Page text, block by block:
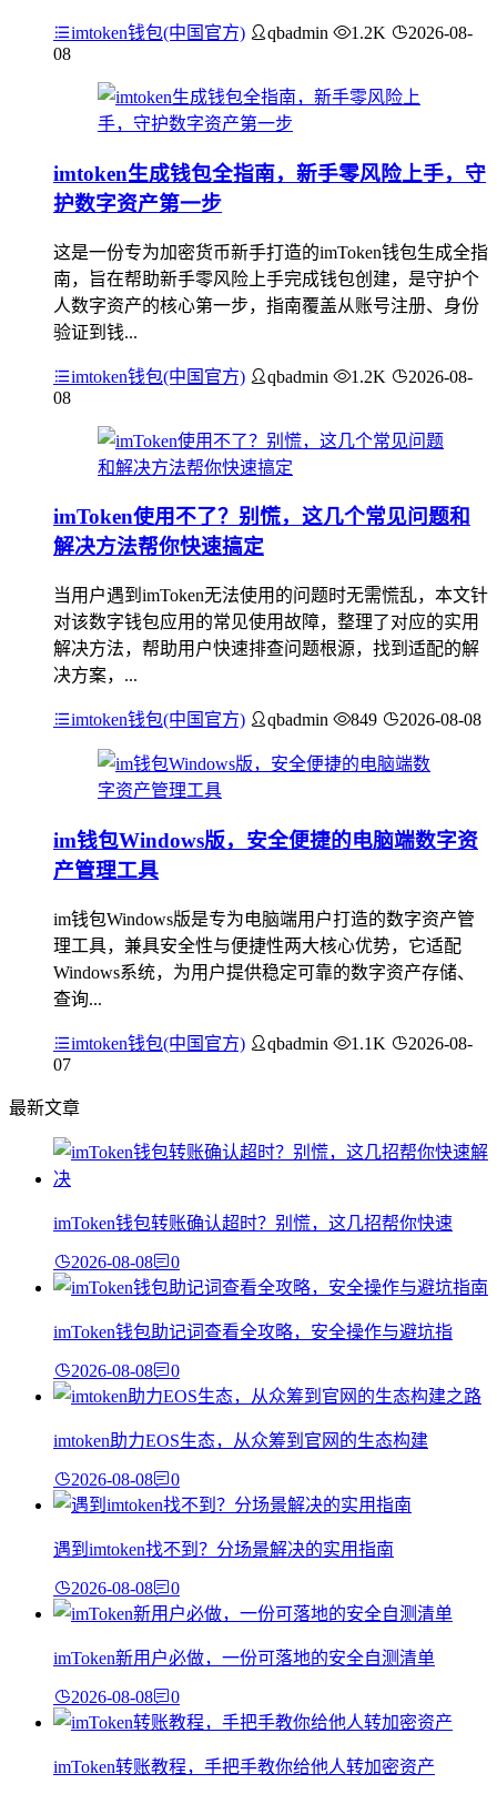
imtoken钱包(中国官方) qbadmin 1.2K
2026-08-
08
imtoken生成钱包全指南，新手零风险上手，守
护数字资产第一步
这是一份专为加密货币新手打造的imToken钱包生成全指
南，旨在帮助新手零风险上手完成钱包创建，是守护个
人数字资产的核心第一步，指南覆盖从账号注册、身份
验证到钱...
imtoken钱包(中国官方) qbadmin 1.2K
2026-08-
08
imToken使用不了？别慌，这几个常见问题和
解决方法帮你快速搞定
当用户遇到imToken无法使用的问题时无需慌乱，本文针
对该数字钱包应用的常见使用故障，整理了对应的实用
解决方法，帮助用户快速排查问题根源，找到适配的解
决方案，...
imtoken钱包(中国官方) qbadmin 849 2026-08-08
im钱包Windows版，安全便捷的电脑端数字资
产管理工具
im钱包Windows版是专为电脑端用户打造的数字资产管
理工具，兼具安全性与便捷性两大核心优势，它适配
Windows系统，为用户提供稳定可靠的数字资产存储、
查询...
imtoken钱包(中国官方) qbadmin 1.1K
2026-08-
07
最新文章
imToken钱包转账确认超时？别慌，这几招帮你快速
2026-08-08 0
imToken钱包助记词查看全攻略，安全操作与避坑指
2026-08-08 0
imtoken助力EOS生态，从众筹到官网的生态构建
2026-08-08 0
遇到imtoken找不到？分场景解决的实用指南
2026-08-08 0
imToken新用户必做，一份可落地的安全自测清单
2026-08-08 0
imToken转账教程，手把手教你给他人转加密资产